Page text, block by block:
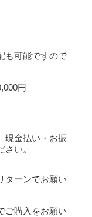
も可能ですので
円
現金払い・お振
い。
ターンでお願い
ご購入をお願い